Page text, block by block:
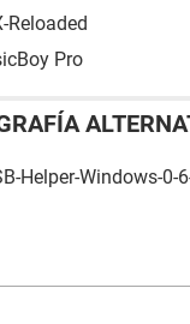
Reloaded
Pro
Helper-Windows-0-